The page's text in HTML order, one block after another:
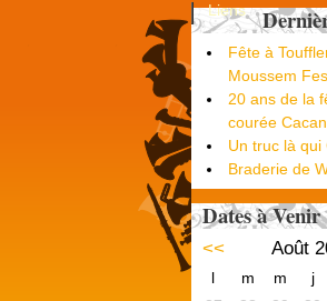
Liens
Fête à
Moussem
20 ans de la
courée Cacan
Un truc là qui
Braderie de
Dates à Venir
<< Août
l m m j